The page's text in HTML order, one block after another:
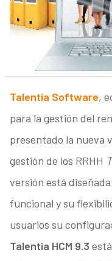
Talentia Software,
para la gestión del
presentado la nueva
gestión de los RRHH
versión está
funcional y su
usuarios su
Talentia HCM 9.3